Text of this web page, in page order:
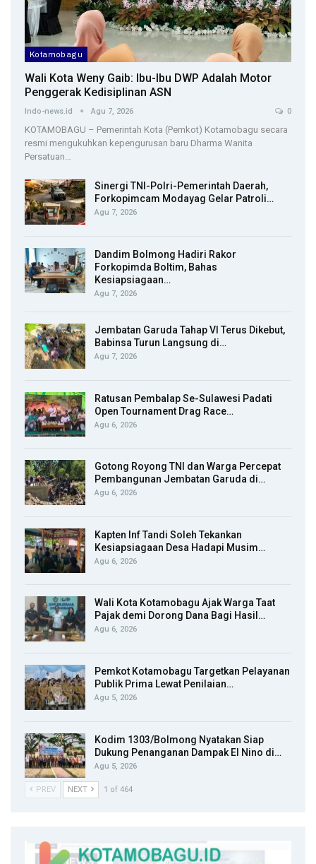
Kotamobagu
Wali Kota Weny Gaib: Ibu-Ibu DWP Adalah Motor
Penggerak Kedisiplinan ASN
Indo-news.id Agu 7, 2026 0
KOTAMOBAGU – Pemerintah Kota (Pemkot) Kotamobagu secara
resmi mengukuhkan kepengurusan baru Dharma Wanita
Persatuan…
Sinergi TNI-Polri-Pemerintah Daerah,
Forkopimcam Modayag Gelar Patroli…
Agu 7, 2026
Dandim Bolmong Hadiri Rakor
Forkopimda Boltim, Bahas
Kesiapsiagaan…
Agu 7, 2026
Jembatan Garuda Tahap VI Terus Dikebut,
Babinsa Turun Langsung di…
Agu 7, 2026
Ratusan Pembalap Se-Sulawesi Padati
Open Tournament Drag Race…
Agu 6, 2026
Gotong Royong TNI dan Warga Percepat
Pembangunan Jembatan Garuda di…
Agu 6, 2026
Kapten Inf Tandi Soleh Tekankan
Kesiapsiagaan Desa Hadapi Musim…
Agu 6, 2026
Wali Kota Kotamobagu Ajak Warga Taat
Pajak demi Dorong Dana Bagi Hasil…
Agu 6, 2026
Pemkot Kotamobagu Targetkan Pelayanan
Publik Prima Lewat Penilaian…
Agu 5, 2026
Kodim 1303/Bolmong Nyatakan Siap
Dukung Penanganan Dampak El Nino di…
Agu 5, 2026
PREV NEXT 1 of 464